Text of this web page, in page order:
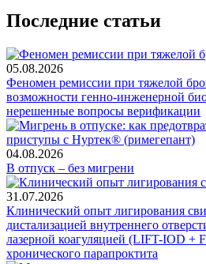
Последние статьи
05.08.2026
Феномен ремиссии при тяжелой
возможности генно-инженерной
нерешенные вопросы верификации
04.08.2026
В отпуск – без мигрени
31.07.2026
Клинический опыт лигирования
дистализацией внутреннего
лазерной коагуляцией (LIFT-IOD +
хронического парапроктита